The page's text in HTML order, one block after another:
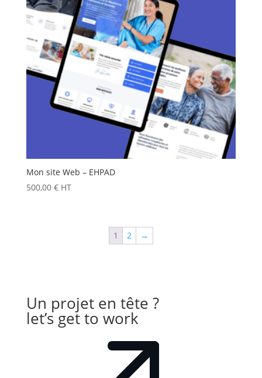
Mon site Web – EHPAD
500,00 € HT
1 2 →
Un projet en tête ?
let’s get to work